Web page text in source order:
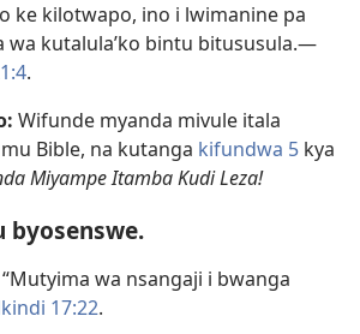
ke kilotwapo, ino i lwimanine pa
wa kutalula’ko bintu bitususula.—
.
Wifunde myanda mivule itala
Bible, na kutanga kifundwa 5 kya
Miyampe Itamba Kudi Leza!
byosenswe.
“Mutyima wa nsangaji i bwanga
17:22.